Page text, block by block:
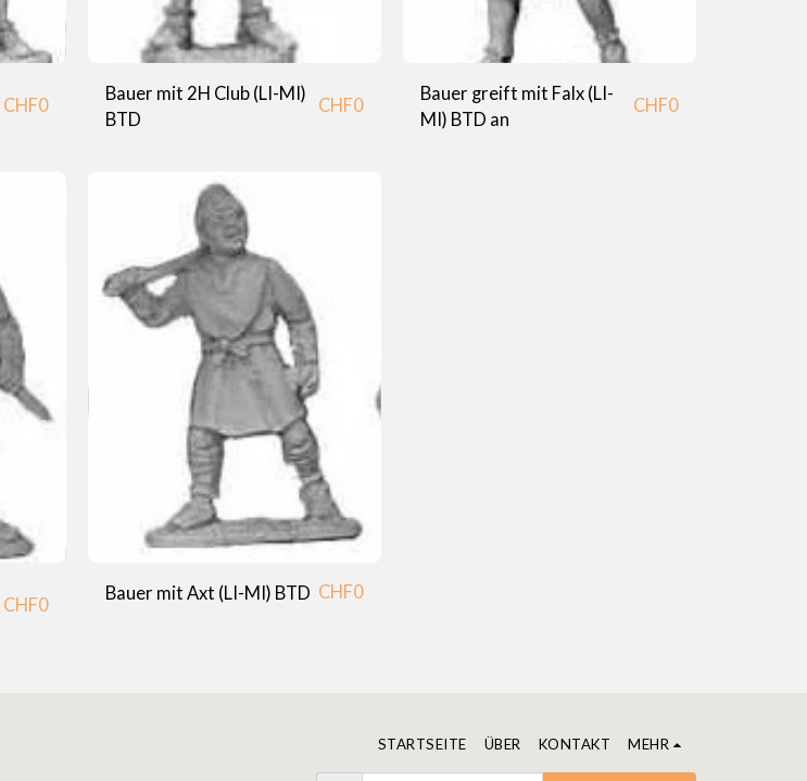
CHF0
Bauer mit 2H Club (LI-MI)
BTD
CHF0
Bauer greift mit Falx (LI-
MI) BTD an
CHF0
CHF0
Bauer mit Axt (LI-MI) BTD CHF0
STARTSEITE ÜBER KONTAKT MEHR